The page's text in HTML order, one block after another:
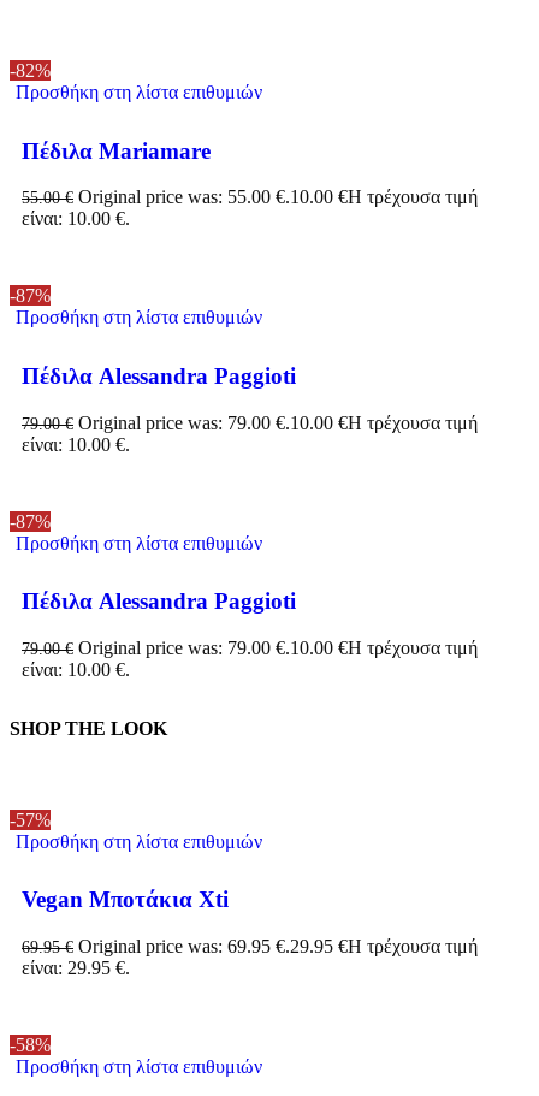
-82%
Προσθήκη στη λίστα επιθυμιών
Πέδιλα Mariamare
55.00€ Original price was: 55.00 €.10.00 €Η τρέχουσα τιμή
είναι: 10.00 €.
-87%
Προσθήκη στη λίστα επιθυμιών
Πέδιλα Alessandra Paggioti
79.00€ Original price was: 79.00 €.10.00 €Η τρέχουσα τιμή
είναι: 10.00 €.
-87%
Προσθήκη στη λίστα επιθυμιών
Πέδιλα Alessandra Paggioti
79.00€ Original price was: 79.00 €.10.00 €Η τρέχουσα τιμή
είναι: 10.00 €.
SHOP THE LOOK
-57%
Προσθήκη στη λίστα επιθυμιών
Vegan Μποτάκια Xti
69.95€ Original price was: 69.95 €.29.95 €Η τρέχουσα τιμή
είναι: 29.95 €.
-58%
Προσθήκη στη λίστα επιθυμιών